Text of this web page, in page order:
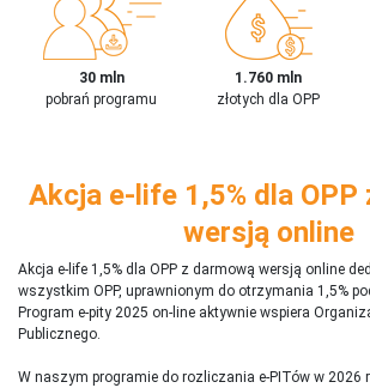
30 mln
pobrań programu
1.760 mln
złotych dla OPP
Akcja e-life 1,5% dla OPP
wersją online
Akcja e-life 1,5% dla OPP z darmową wersją online
wszystkim OPP, uprawnionym do otrzymania 1,5%
Program e-pity 2025 on-line aktywnie wspiera
Publicznego.
W naszym programie do rozliczania e-PITów w 2026